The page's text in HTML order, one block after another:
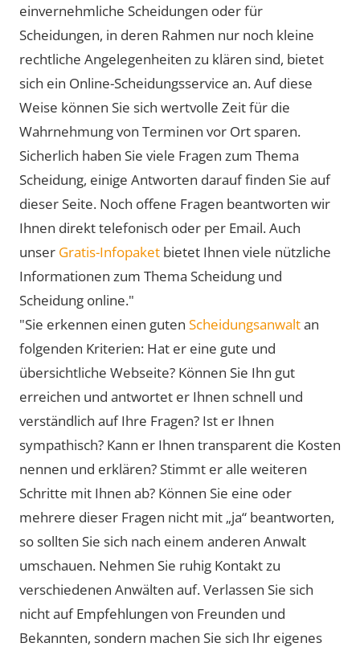
einvernehmliche Scheidungen oder für
Scheidungen, in deren Rahmen nur noch kleine
rechtliche Angelegenheiten zu klären sind, bietet
sich ein Online-Scheidungsservice an. Auf diese
Weise können Sie sich wertvolle Zeit für die
Wahrnehmung von Terminen vor Ort sparen.
Sicherlich haben Sie viele Fragen zum Thema
Scheidung, einige Antworten darauf finden Sie auf
dieser Seite. Noch offene Fragen beantworten wir
Ihnen direkt telefonisch oder per Email. Auch
unser Gratis-Infopaket bietet Ihnen viele nützliche
Informationen zum Thema Scheidung und
Scheidung online."
"Sie erkennen einen guten Scheidungsanwaltan
folgenden Kriterien: Hat er eine gute und
übersichtliche Webseite? Können Sie Ihn gut
erreichen und antwortet er Ihnen schnell und
verständlich auf Ihre Fragen? Ist er Ihnen
sympathisch? Kann er Ihnen transparent die Kosten
nennen und erklären? Stimmt er alle weiteren
Schritte mit Ihnen ab? Können Sie eine oder
mehrere dieser Fragen nicht mit „ja“ beantworten,
so sollten Sie sich nach einem anderen Anwalt
umschauen. Nehmen Sie ruhig Kontakt zu
verschiedenen Anwälten auf. Verlassen Sie sich
nicht auf Empfehlungen von Freunden und
Bekannten, sondern machen Sie sich Ihr eigenes